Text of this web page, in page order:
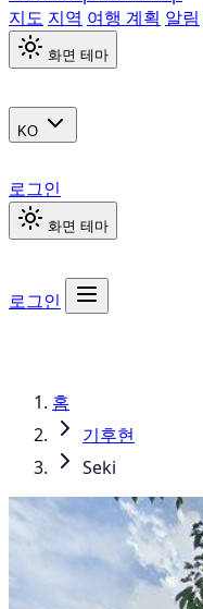
지도 지역 여행 계획 알림
화면 테마
KO
로그인
화면 테마
로그인
홈
기후현
Seki